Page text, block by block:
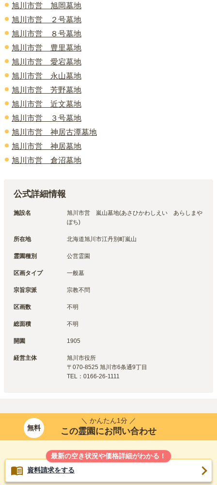
旭川市営 旭岡墓地
旭川市営 ２号墓地
旭川市営 ８号墓地
旭川市営 豊里墓地
旭川市営 愛宕墓地
旭川市営 永山墓地
旭川市営 芳野墓地
旭川市営 近文墓地
旭川市営 ３号墓地
旭川市営 神居古潭墓地
旭川市営 神居墓地
旭川市営 倉沼墓地
公式詳細情報
施設名
旭川市営　嵐山墓地(あさひかわしえい　あらしまや
ぼち)
所在地 北海道旭川市江丹別町嵐山
霊園種別 公営霊園
区画タイプ 一般墓
宗旨宗派 宗教不問
区画数 不明
総面積 不明
開園 1905
経営主体 旭川市役所
〒 070-8525 旭川市6条通9丁目
TEL： 0166-26-1111
無料
＼ かんたん1分 ／
この霊園にお問い合わせ
最新の空き状況や価格詳細がわかる！
資料請求をする